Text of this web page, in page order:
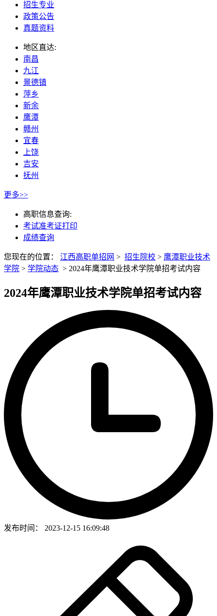
招生专业
政策公告
真题资料
地区直达:
南昌
九江
景德镇
萍乡
新余
鹰潭
赣州
宜春
上饶
吉安
抚州
更多>>
高职信息查询:
考试准考证打印
成绩查询
您现在的位置： 江西高职单招网 > 招生院校 > 鹰潭职业技术
学院 > 学院动态 > 2024年鹰潭职业技术学院单招考试内容
2024年鹰潭职业技术学院单招考试内容
发布时间： 2023-12-15 16:09:48